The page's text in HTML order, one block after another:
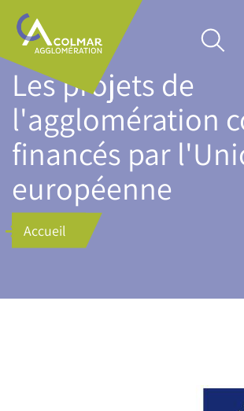
Aller
contenu
principal
Main
navigation
Les projets de
l'agglomération
financés par
européenne
Accueil